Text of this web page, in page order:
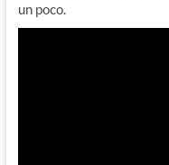
un poco.